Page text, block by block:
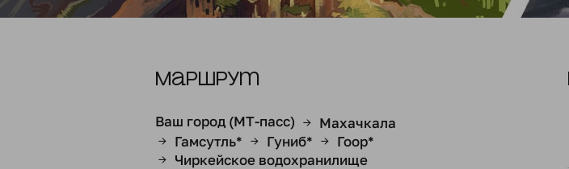
Маршрут
Ваш город (МТ-пасс) → Махачкала
→ Гамсутль* → Гуниб* → Гоор*
→ Чиркейское водохранилище